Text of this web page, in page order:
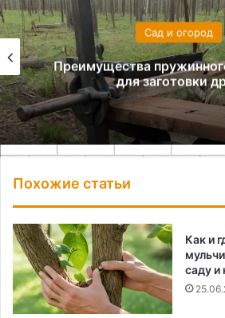
Сад и огород
Преимущества
для заготовки
Похожие статьи
Как и
саду и